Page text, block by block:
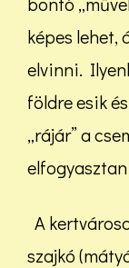
képes lehet,
elvinni.
földre esik
„rájár” a
A
szajkó